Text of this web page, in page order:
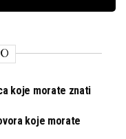
koje morate znati
koje morate